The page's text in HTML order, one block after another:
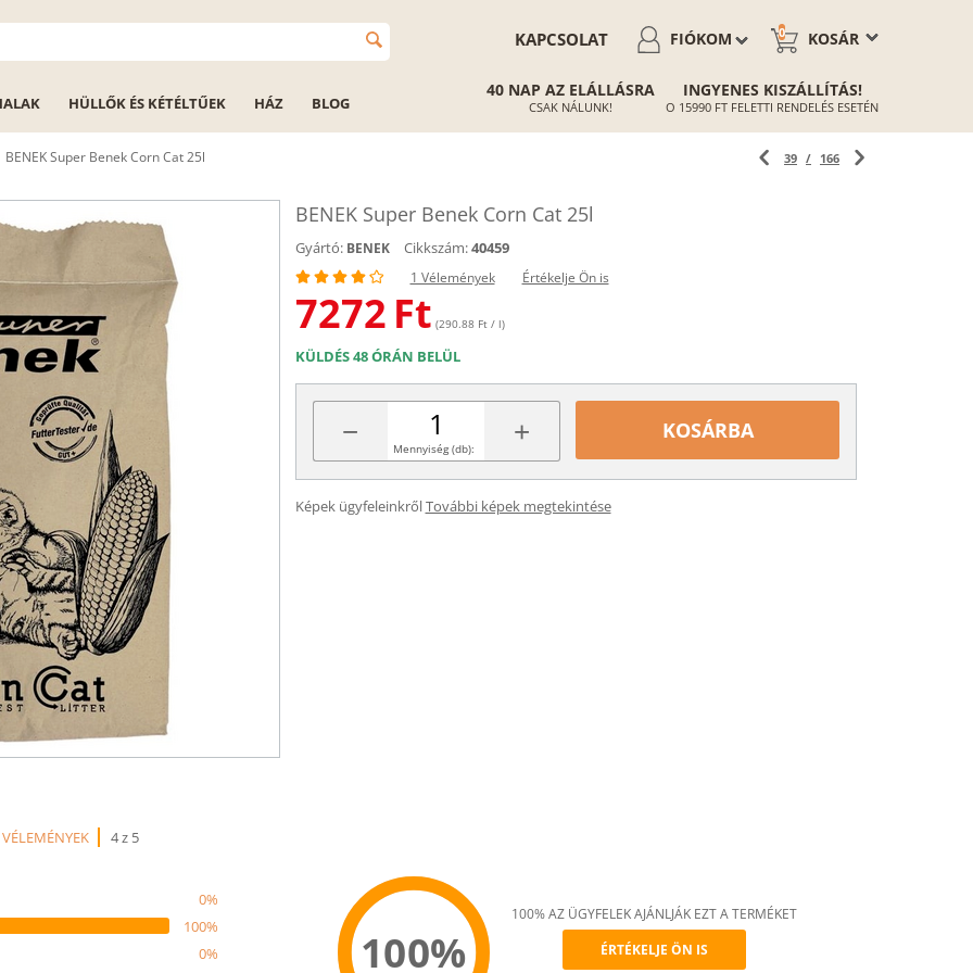
KOSÁR
0
FIÓKOM
KAPCSOLAT
HÜLLŐK ÉS KÉTÉLTŰEK HÁZ BLOG
40 NAP AZ ELÁLLÁSRA
CSAK NÁLUNK!
INGYENES KISZÁLLÍTÁS!
O 15990 FT FELETTI RENDELÉS ESETÉN
BENEK Super Benek Corn Cat 25l 39 / 166
BENEK Super Benek Corn Cat 25l
Gyártó: BENEK Cikkszám:40459
1 Vélemények Értékelje Ön is
7272 Ft (290.88 Ft / l)
KÜLDÉS 48 ÓRÁN BELÜL
− +
Mennyiség (db):
KOSÁRBA
Képek ügyfeleinkrőlTovábbi képek megtekintése
4 z 5
0%
100%
0%
100%
100% AZ ÜGYFELEK AJÁNLJÁK EZT A TERMÉKET
ÉRTÉKELJE ÖN IS